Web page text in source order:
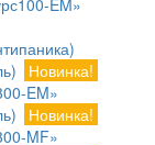
EM»
Новинка!
EM»
Новинка!
MF»